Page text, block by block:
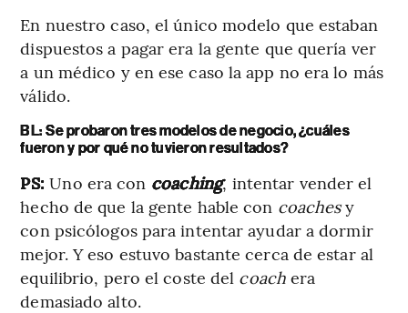
En nuestro caso, el único modelo que estaban
dispuestos a pagar era la gente que quería ver
a un médico y en ese caso la app no era lo más
válido.
BL: Se probaron tres modelos de negocio, ¿cuáles
fueron y por qué no tuvieron resultados?
PS:Uno era con coaching, intentar vender el
hecho de que la gente hable con coachesy
con psicólogos para intentar ayudar a dormir
mejor. Y eso estuvo bastante cerca de estar al
equilibrio, pero el coste del coachera
demasiado alto.